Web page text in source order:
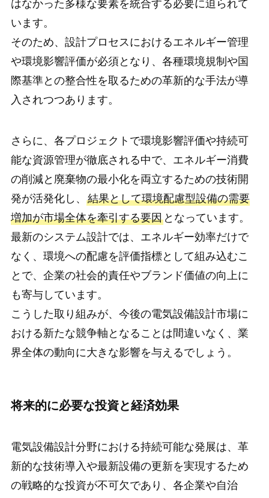
はなかった多様な要素を統合する必要に迫られて
います。
そのため、設計プロセスにおけるエネルギー管理
や環境影響評価が必須となり、各種環境規制や国
際基準との整合性を取るための革新的な手法が導
入されつつあります。
さらに、各プロジェクトで環境影響評価や持続可
能な資源管理が徹底される中で、エネルギー消費
の削減と廃棄物の最小化を両立するための技術開
発が活発化し、 結果として環境配慮型設備の需要
増加が市場全体を牽引する要因となっています。
最新のシステム設計では、エネルギー効率だけで
なく、環境への配慮を評価指標として組み込むこ
とで、企業の社会的責任やブランド価値の向上に
も寄与しています。
こうした取り組みが、今後の電気設備設計市場に
おける新たな競争軸となることは間違いなく、業
界全体の動向に大きな影響を与えるでしょう。
将来的に必要な投資と経済効果
電気設備設計分野における持続可能な発展は、革
新的な技術導入や最新設備の更新を実現するため
の戦略的な投資が不可欠であり、各企業や自治